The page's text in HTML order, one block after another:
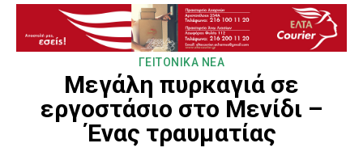
ΓΕΙΤΟΝΙΚΑ ΝΕΑ
Μεγάλη πυρκαγιά σε
εργοστάσιο στο Μενίδι –
Ένας τραυματίας